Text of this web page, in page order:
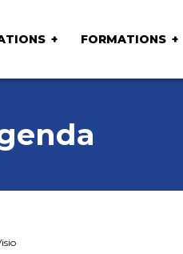
FORMATIONS